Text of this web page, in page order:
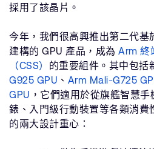
採用了該晶片。
今年，我們很高興推出第二代基
建構的 GPU 產品，成為 Arm 終
（CSS） 的重要組件。其中包括
G925 GPU 、 Arm Mali-G725
GPU ，它們適用於從旗艦智慧
錶、入門級行動裝置等各類消費
的兩大設計重心：